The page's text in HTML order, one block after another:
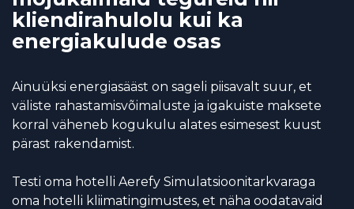
kliendirahulolu kui ka
energiakulude osas
Ainuüksi energiasääst on sageli piisavalt suur, et
väliste rahastamisvõimaluste ja igakuiste maksete
korral väheneb kogukulu alates esimesest kuust
pärast rakendamist.
Testi oma hotelli Aerefy Simulatsioonitarkvaraga
oma hotelli kliimatingimustes, et näha oodatavaid